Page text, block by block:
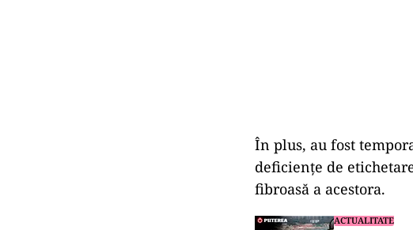
În plus, au fost
deficiențe de
fibroasă a acestora.
ACTUALITATE